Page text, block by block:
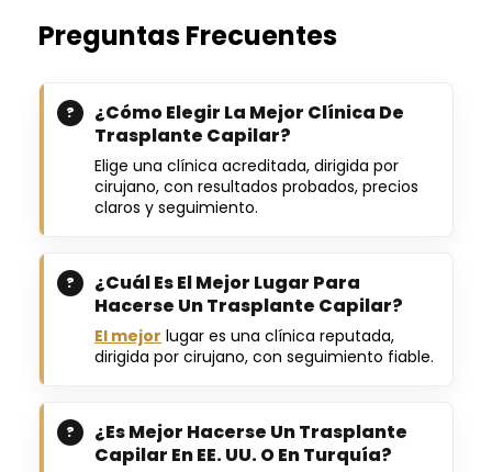
Preguntas Frecuentes
¿Cómo Elegir La Mejor Clínica De
Trasplante Capilar?
Elige una clínica acreditada, dirigida por
cirujano, con resultados probados, precios
claros y seguimiento.
¿Cuál Es El Mejor Lugar Para
Hacerse Un Trasplante Capilar?
El mejor lugar es una clínica reputada,
dirigida por cirujano, con seguimiento fiable.
¿Es Mejor Hacerse Un Trasplante
Capilar En EE. UU. O En Turquía?